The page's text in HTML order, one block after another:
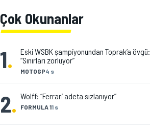
Çok Okunanlar
1. MOTOGP4 s
Eski WSBK şampiyonundan Toprak’a övgü:
“Sınırları zorluyor”
2. FORMULA 11 s
Wolff: “Ferrari adeta sızlanıyor”